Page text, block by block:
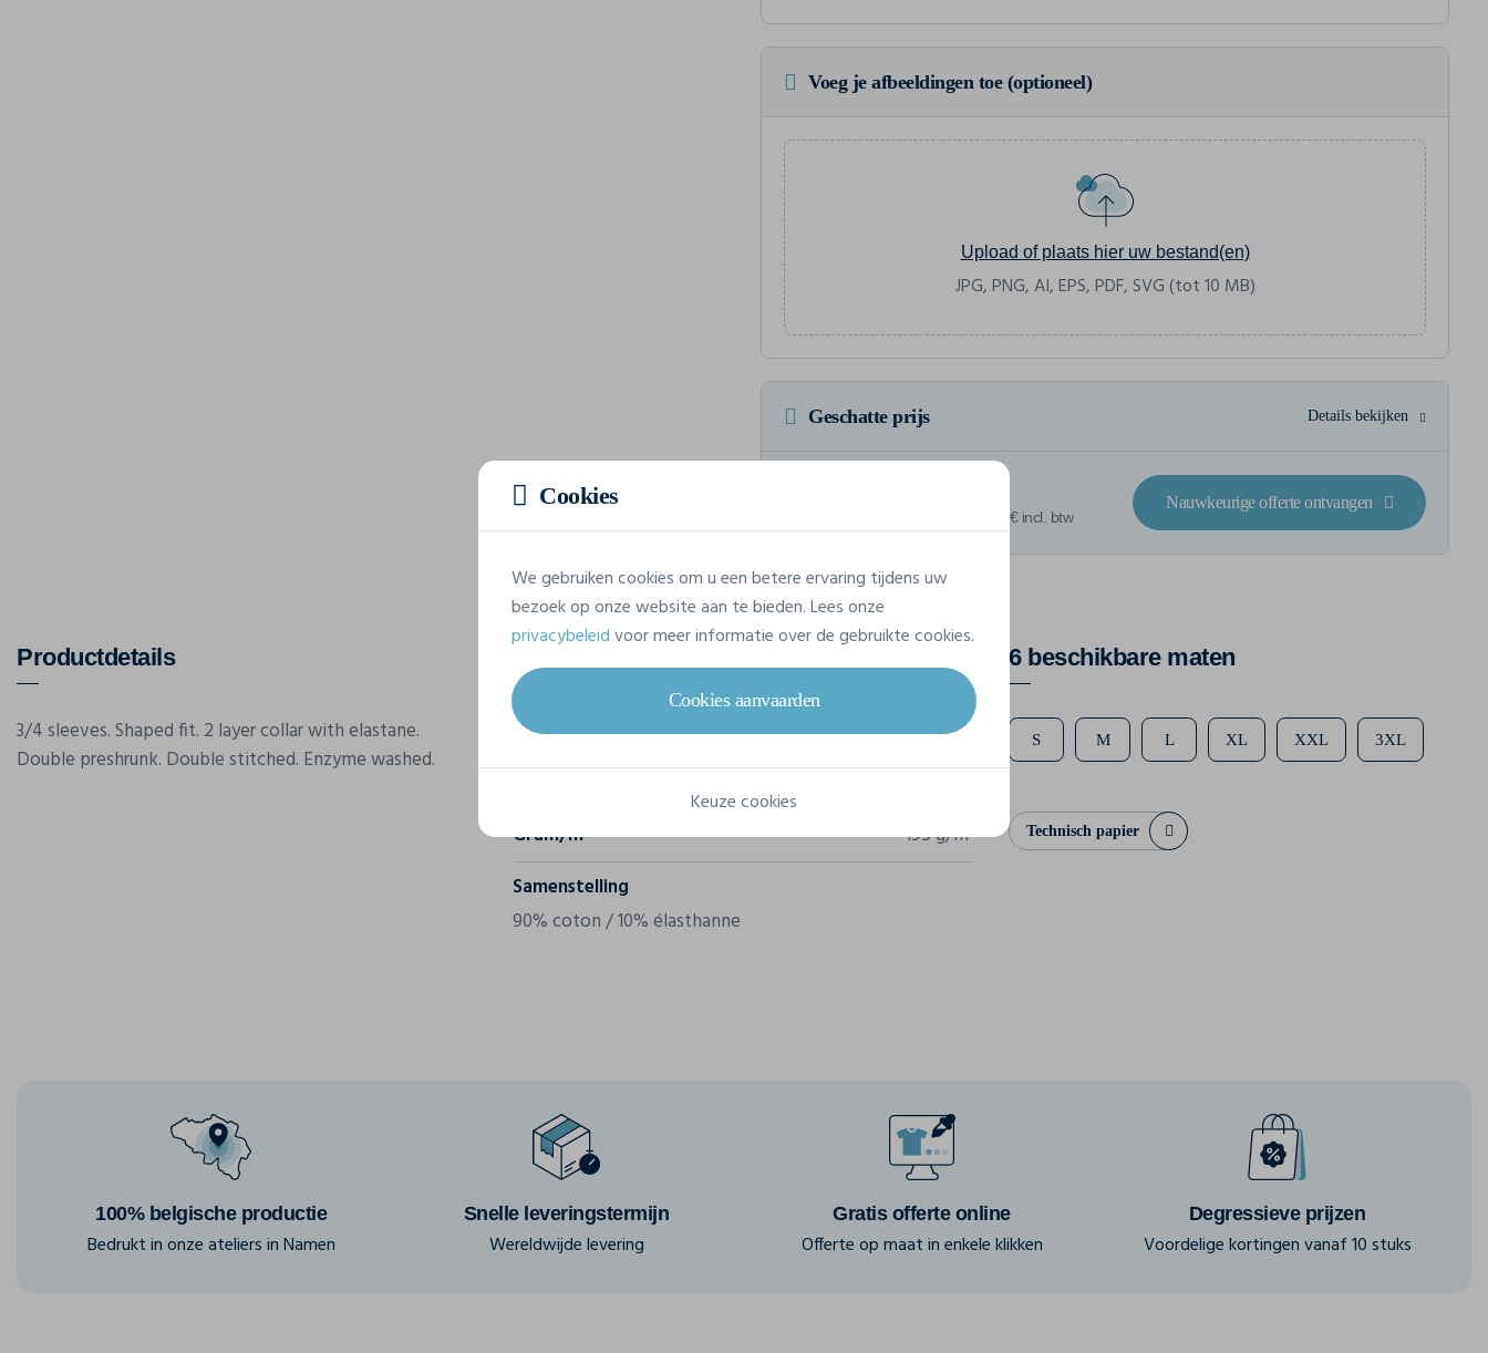
Voeg je afbeeldingen toe (optioneel)
Upload of plaats hier uw bestand(en)
JPG, PNG, AI, EPS, PDF, SVG (tot 10 MB)
Geschatte prijs Details bekijken
Voor een totaalbedrag van 109,14 € incl. btw
Nauwkeurige offerte ontvangen
Productdetails
3/4 sleeves. Shaped fit. 2 layer collar with elastane.
Double preshrunk. Double stitched. Enzyme washed.
Merk
Tee Jays
Gram/m²
195 g/m²
Samenstelling
90% coton / 10% élasthanne
6 beschikbare maten
S M L XL XXL 3XL
Technisch papier
100% belgische productie
Bedrukt in onze ateliers in Namen
Snelle leveringstermijn
Wereldwijde levering
Gratis offerte online
Offerte op maat in enkele klikken
Degressieve prijzen
Voordelige kortingen vanaf 10 stuks
Cookies
We gebruiken cookies om u een betere ervaring tijdens uw
bezoek op onze website aan te bieden. Lees onze
privacybeleidvoor meer informatie over de gebruikte cookies.
Cookies aanvaarden
Keuze cookies